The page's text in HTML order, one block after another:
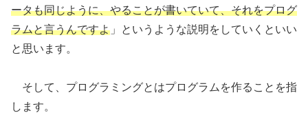
ータも同じように、やることが書いていて、それをプログ
ラムと言うんですよ 」というような説明をしていくといい
と思います。
そして、プログラミングとはプログラムを作ることを指
します。